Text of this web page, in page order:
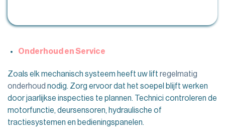
Onderhoud en Service
Zoals elk mechanisch systeem heeft uw lift regelmatig
onderhoud nodig. Zorg ervoor dat het soepel blijft werken
door jaarlijkse inspecties te plannen. Technici controleren de
motorfunctie, deursensoren, hydraulische of
tractiesystemen en bedieningspanelen.